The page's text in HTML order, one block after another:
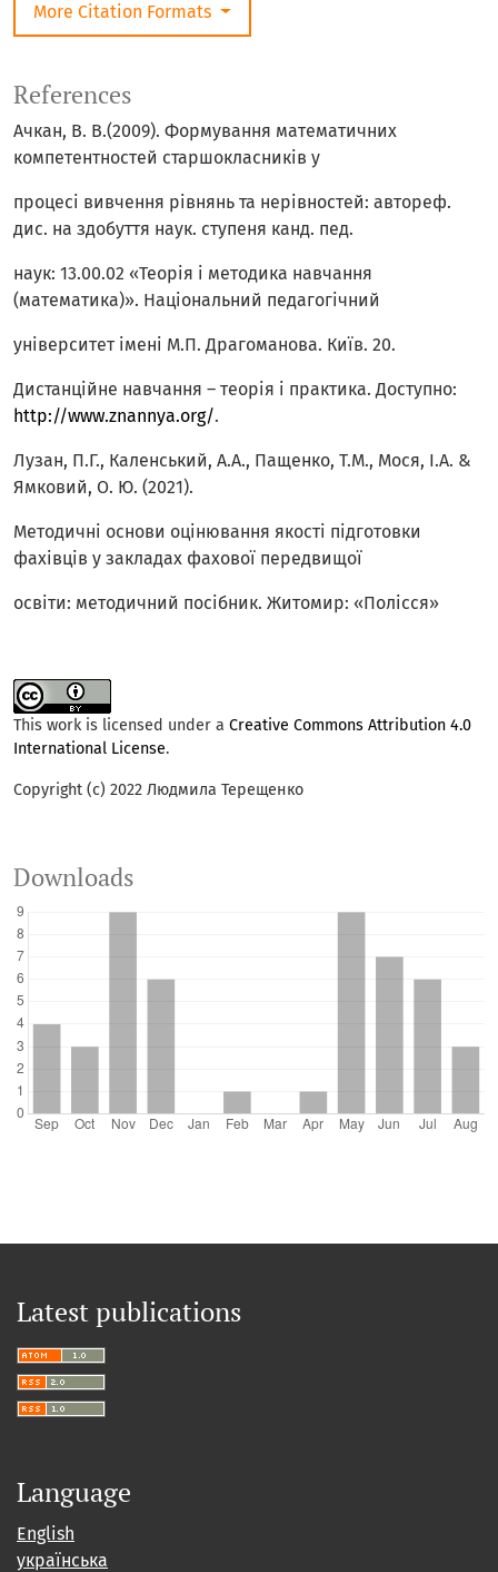
More Citation Formats
References
Ачкан, В. В.(2009). Формування математичних
компетентностей старшокласників у
процесі вивчення рівнянь та нерівностей: автореф.
дис. на здобуття наук. ступеня канд. пед.
наук: 13.00.02 «Теорія і методика навчання
(математика)». Національний педагогічний
університет імені М.П. Драгоманова. Київ. 20.
Дистанційне навчання – теорія і практика. Доступно:
http://www.znannya.org/.
Лузан, П.Г., Каленський, А.А., Пащенко, Т.М., Мося, І.А. &
Ямковий, О. Ю. (2021).
Методичні основи оцінювання якості підготовки
фахівців у закладах фахової передвищої
освіти: методичний посібник. Житомир: «Полісся»
This work is licensed under a Creative Commons Attribution 4.0
International License.
Copyright (c) 2022 Людмила Терещенко
Downloads
Latest publications
Language
English
українська